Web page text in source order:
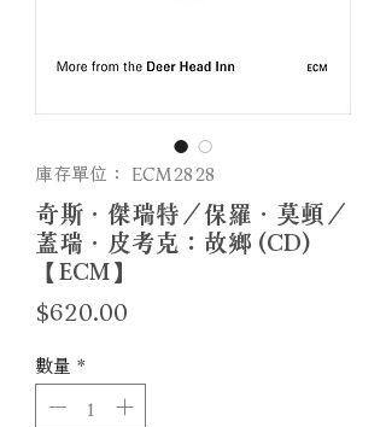
庫存單位： ECM2828
奇斯．傑瑞特／保羅．莫頓／
蓋瑞．皮考克：故鄉 (CD)
【ECM】
$620.00
數量 *